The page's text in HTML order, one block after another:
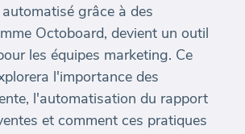
grâce à des
Octoboard, devient un outil
les équipes marketing. Ce
l'importance des
l'automatisation du rapport
et comment ces pratiques